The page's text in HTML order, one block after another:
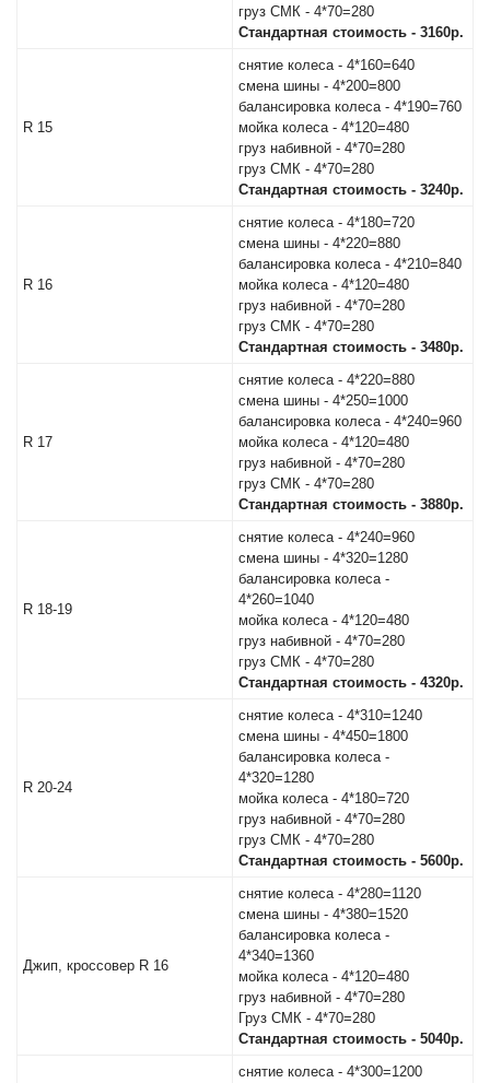
сервисное обслуживание
компании
Вакансии
по
33-
груз СМК - 4*70=280
Стандартная стоимость - 3160р.
R 15
снятие колеса - 4*160=640
смена шины - 4*200=800
балансировка колеса - 4*190=760
мойка колеса - 4*120=480
груз набивной - 4*70=280
груз СМК - 4*70=280
Стандартная стоимость - 3240р.
R 16
снятие колеса - 4*180=720
смена шины - 4*220=880
балансировка колеса - 4*210=840
мойка колеса - 4*120=480
груз набивной - 4*70=280
груз СМК - 4*70=280
Стандартная стоимость - 3480р.
R 17
снятие колеса - 4*220=880
смена шины - 4*250=1000
балансировка колеса - 4*240=960
мойка колеса - 4*120=480
груз набивной - 4*70=280
груз СМК - 4*70=280
Стандартная стоимость - 3880р.
R 18-19
снятие колеса - 4*240=960
смена шины - 4*320=1280
балансировка колеса -
4*260=1040
мойка колеса - 4*120=480
груз набивной - 4*70=280
груз СМК - 4*70=280
Стандартная стоимость - 4320р.
R 20-24
снятие колеса - 4*310=1240
смена шины - 4*450=1800
балансировка колеса -
4*320=1280
мойка колеса - 4*180=720
груз набивной - 4*70=280
груз СМК - 4*70=280
Стандартная стоимость - 5600р.
Джип, кроссовер R 16
снятие колеса - 4*280=1120
смена шины - 4*380=1520
балансировка колеса -
4*340=1360
мойка колеса - 4*120=480
груз набивной - 4*70=280
Груз СМК - 4*70=280
Стандартная стоимость - 5040р.
снятие колеса - 4*300=1200